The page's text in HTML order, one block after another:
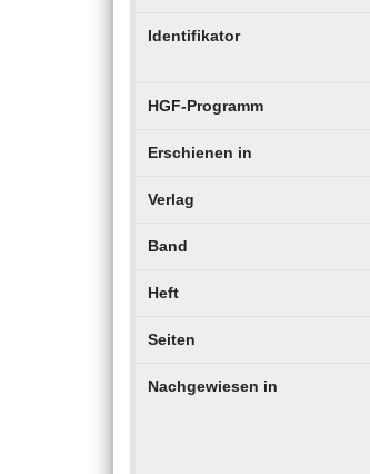
Identifikator
HGF-Programm
Erschienen in
Verlag
Band
Heft
Seiten
Nachgewiesen in